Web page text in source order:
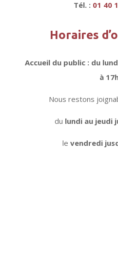
Tél. : 01 40
Horaires
Accueil du public : du
à
Nous restons
du lundi au jeudi
le vendredi